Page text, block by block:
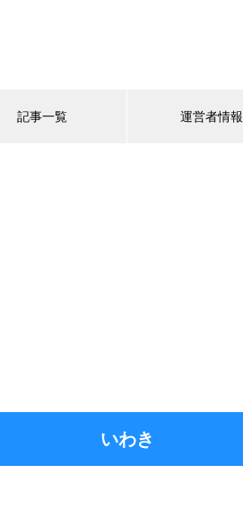
記事一覧 運営者情報
いわき